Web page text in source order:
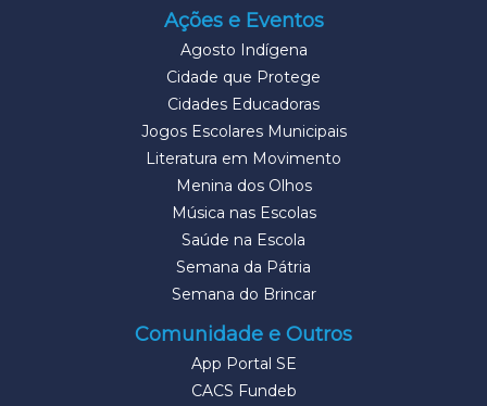
Ações e Eventos
Agosto Indígena
Cidade que Protege
Cidades Educadoras
Jogos Escolares Municipais
Literatura em Movimento
Menina dos Olhos
Música nas Escolas
Saúde na Escola
Semana da Pátria
Semana do Brincar
Comunidade e Outros
App Portal SE
CACS Fundeb